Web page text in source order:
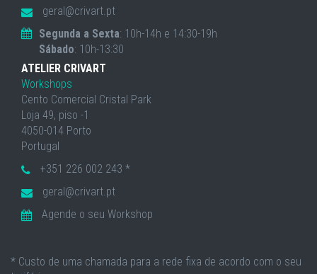
geral@crivart.pt
Segunda a Sexta: 10h-14h e 14:30-19h
Sábado: 10h-13:30
ATELIER CRIVART
Workshops
Cento Comercial Cristal Park
Loja 49, piso -1
4050-014 Porto
Portugal
+351 226 002 243 *
geral@crivart.pt
Agende o seu Workshop
* Custo de uma chamada para a rede fixa de acordo com o seu